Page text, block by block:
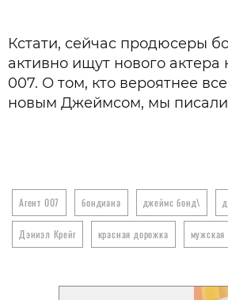
Кстати, сейчас продюсеры
активно ищут нового актера
007. О том, кто вероятнее
новым Джеймсом, мы писали
Агент 007 бондиана джеймс бонд\
Дэниэл Крейг красная дорожка мужская